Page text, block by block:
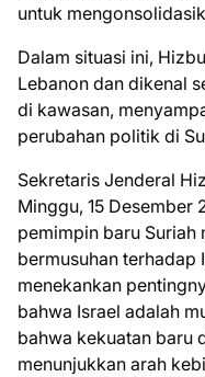
untuk
Dalam situasi ini,
Lebanon dan dikenal
di kawasan,
perubahan politik di
Sekretaris Jenderal
Minggu, 15 Desember
pemimpin baru Suriah
bermusuhan terhadap
menekankan
bahwa Israel adalah
bahwa kekuatan baru
menunjukkan arah